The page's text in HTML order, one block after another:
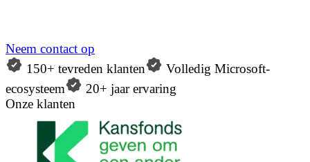
Neem contact op
150+ tevreden klanten
Volledig Microsoft-
ecosysteem
20+ jaar ervaring
Onze klanten